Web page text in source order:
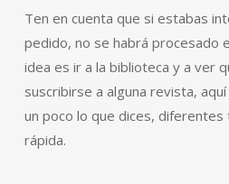
Ten en cuenta que si estabas
pedido, no se habrá procesado
idea es ir a la biblioteca y a ver
suscribirse a alguna revista,
un poco lo que dices,
rápida.